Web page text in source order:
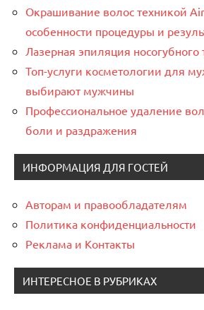
Окрашивание волос техникой
особенности процедуры и
Лазерная эпиляция носогубного
Топ-услуги косметологии для
выбирают мужчины
Профессиональное удаление
боли и раздражения
ИНФОРМАЦИЯ ДЛЯ ГОСТЕЙ
Авторам и правообладателям
Политика конфиденциальности
Реклама и Контакты
ИНТЕРЕСНОЕ В РУБРИКАХ